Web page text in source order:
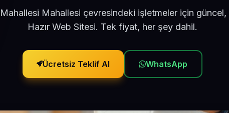
Mahallesi çevresindeki işletmeler için güncel,
Hazır Web Sitesi. Tek fiyat, her şey dahil.
Ücretsiz Teklif Al WhatsApp